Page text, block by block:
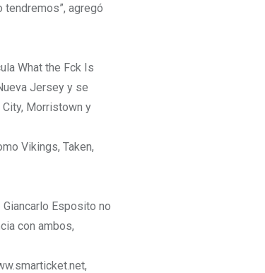
tendremos”, agregó
What the Fck Is
Jersey y se
Morristown y
Vikings, Taken,
Esposito no
con ambos,